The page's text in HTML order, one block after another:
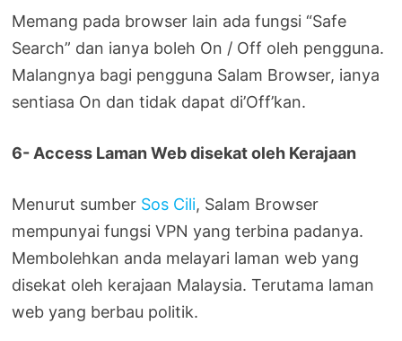
Memang pada browser lain ada fungsi “Safe
Search” dan ianya boleh On / Off oleh pengguna.
Malangnya bagi pengguna Salam Browser, ianya
sentiasa On dan tidak dapat di’Off’kan.
6- Access Laman Web disekat oleh Kerajaan
Menurut sumber Sos Cili, Salam Browser
mempunyai fungsi VPN yang terbina padanya.
Membolehkan anda melayari laman web yang
disekat oleh kerajaan Malaysia. Terutama laman
web yang berbau politik.